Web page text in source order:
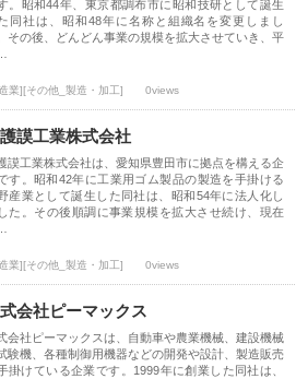
。昭和44年、東京都調布市に昭和技研として誕生
同社は、昭和48年に名称と組織名を変更しまし
その後、どんどん事業の規模を拡大させていき、平
業][その他_製造・加工] 0views
謨工業株式会社
謨工業株式会社は、愛知県豊田市に拠点を構える企
す。昭和42年に工業用ゴム製品の製造を手掛ける
産業として誕生した同社は、昭和54年に法人化し
た。その後順調に事業規模を拡大させ続け、現在
業][その他_製造・加工] 0views
会社ピーマックス
会社ピーマックスは、自動車や農業機械、建設機械
験機、各種制御用機器などの開発や設計、製造販売
掛けている企業です。1999年に創業した同社は、